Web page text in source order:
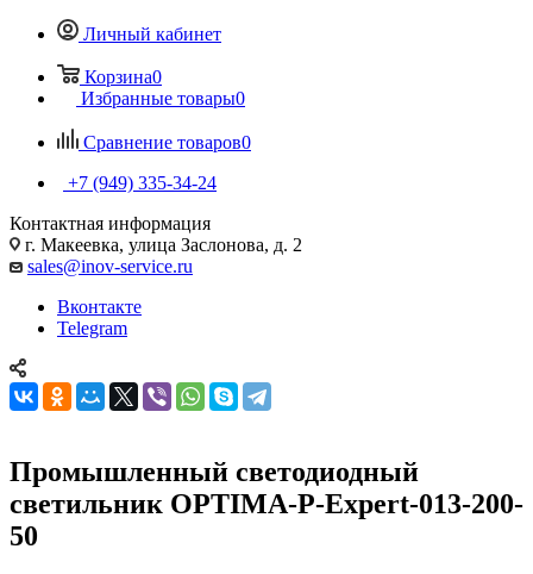
Личный кабинет
Корзина0
Избранные товары0
Сравнение товаров0
+7 (949) 335-34-24
Контактная информация
г. Макеевка, улица Заслонова, д. 2
sales@inov-service.ru
Вконтакте
Telegram
Промышленный светодиодный
светильник OPTIMA-P-Expert-013-200-
50